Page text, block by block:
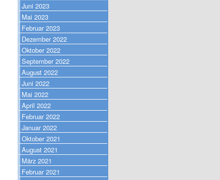
Juni 2023
Mai 2023
Februar 2023
Dezember 2022
Oktober 2022
September 2022
August 2022
Juni 2022
Mai 2022
April 2022
Februar 2022
Januar 2022
Oktober 2021
August 2021
März 2021
Februar 2021